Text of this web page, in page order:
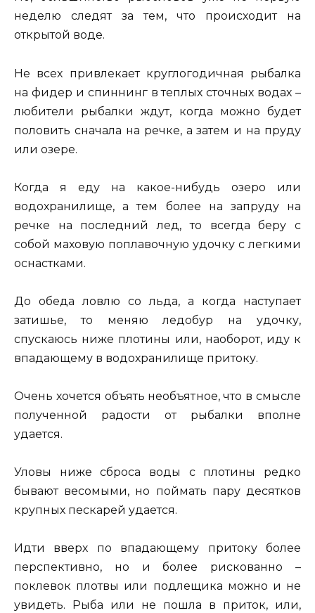
неделю следят за тем, что происходит на
открытой воде.
Не всех привлекает круглогодичная рыбалка
на фидер и спиннинг в теплых сточных водах –
любители рыбалки ждут, когда можно будет
половить сначала на речке, а затем и на пруду
или озере.
Когда я еду на какое-нибудь озеро или
водохранилище, а тем более на запруду на
речке на последний лед, то всегда беру с
собой маховую поплавочную удочку с легкими
оснастками.
До обеда ловлю со льда, а когда наступает
затишье, то меняю ледобур на удочку,
спускаюсь ниже плотины или, наоборот, иду к
впадающему в водохранилище притоку.
Очень хочется объять необъятное, что в смысле
полученной радости от рыбалки вполне
удается.
Уловы ниже сброса воды с плотины редко
бывают весомыми, но поймать пару десятков
крупных пескарей удается.
Идти вверх по впадающему притоку более
перспективно, но и более рискованно –
поклевок плотвы или подлещика можно и не
увидеть. Рыба или не пошла в приток, или,